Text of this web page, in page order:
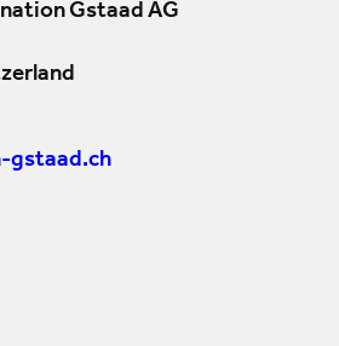
Gstaad AG
gstaad.ch